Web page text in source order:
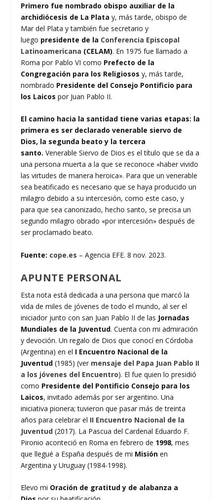
Primero fue nombrado obispo auxiliar de la
archidiócesis de La Plata y, más tarde, obispo de
Mar del Plata y también fue secretario y
luego presidente de la Conferencia Episcopal
Latinoamericana (CELAM). En 1975 fue llamado a
Roma por Pablo VI como Prefecto de la
Congregación para los Religiosos y, más tarde,
nombrado Presidente del Consejo Pontificio para
los Laicos por Juan Pablo II.
El camino hacia la santidad tiene varias etapas: la
primera es ser declarado venerable siervo de
Dios, la segunda beato y la tercera
santo. Venerable Siervo de Dios es el título que se da a
una persona muerta a la que se reconoce «haber vivido
las virtudes de manera heroica». Para que un venerable
sea beatificado es necesario que se haya producido un
milagro debido a su intercesión, como este caso, y
para que sea canonizado, hecho santo, se precisa un
segundo milagro obrado «por intercesión» después de
ser proclamado beato.
Fuente: cope.es – Agencia EFE. 8 nov. 2023.
APUNTE PERSONAL
Esta nota está dedicada a una persona que marcó la
vida de miles de jóvenes de todo el mundo, al ser el
iniciador junto con san Juan Pablo II de las Jornadas
Mundiales de la Juventud. Cuenta con mi admiración
y devoción. Un regalo de Dios que conocí en Córdoba
(Argentina) en el I Encuentro Nacional de la
Juventud (1985) (ver mensaje del Papa Juan Pablo II
a los jóvenes del Encuentro). El fue quien lo presidió
como Presidente del Pontificio Consejo para los
Laicos, invitado además por ser argentino. Una
iniciativa pionera; tuvieron que pasar más de treinta
años para celebrar el II Encuentro Nacional de la
Juventud (2017). La Pascua del Cardenal Eduardo F.
Pironio aconteció en Roma en febrero de 1998, mes
que llegué a España después de mi Misión en
Argentina y Uruguay (1984-1998).
Elevo mi Oración de gratitud y de alabanza a